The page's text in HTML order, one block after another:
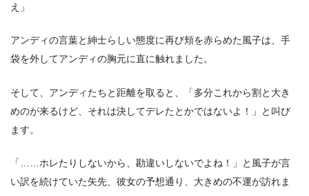
え」
アンディの言葉と紳士らしい態度に再び頬を赤らめた風子は、手
袋を外してアンディの胸元に直に触れました。
そして、アンディたちと距離を取ると、「多分これから割と大き
めのが来るけど、それは決してデレたとかではないよ！」と叫び
ます。
「……ホレたりしないから、勘違いしないでよね！」と風子が言
い訳を続けていた矢先、彼女の予想通り、大きめの不運が訪れま